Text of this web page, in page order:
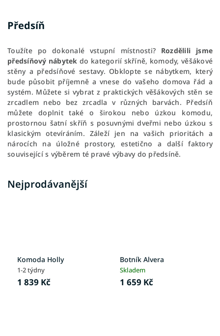
Předsíň
Toužíte po dokonalé vstupní místnosti? Rozdělili
jsme
předsíňový nábytekdo kategorií skříně, komody, věšákové
stěny a předsíňové sestavy. Obklopte se nábytkem, který
bude působit příjemně a vnese do vašeho domova řád a
systém. Můžete si vybrat z praktických věšákových stěn se
zrcadlem nebo bez zrcadla v různých barvách. Předsíň
můžete doplnit také o širokou nebo úzkou komodu,
prostornou šatní skříň s posuvnými dveřmi nebo úzkou s
klasickým otevíráním. Záleží jen na vašich prioritách a
nárocích na úložné prostory, estetično a další faktory
související s výběrem té pravé výbavy do předsíně.
Nejprodávanější
Komoda Holly
1-2 týdny
1 839 Kč
Botník Alvera
Skladem
1 659 Kč